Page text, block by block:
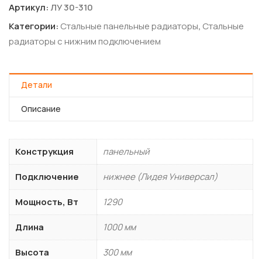
Артикул:ЛУ 30-310
Категории: Стальные панельные радиаторы, Стальные
радиаторы с нижним подключением
Детали
Описание
Конструкция панельный
Подключение нижнее (Лидея Универсал)
Мощность, Вт 1290
Длина 1000 мм
Высота 300 мм